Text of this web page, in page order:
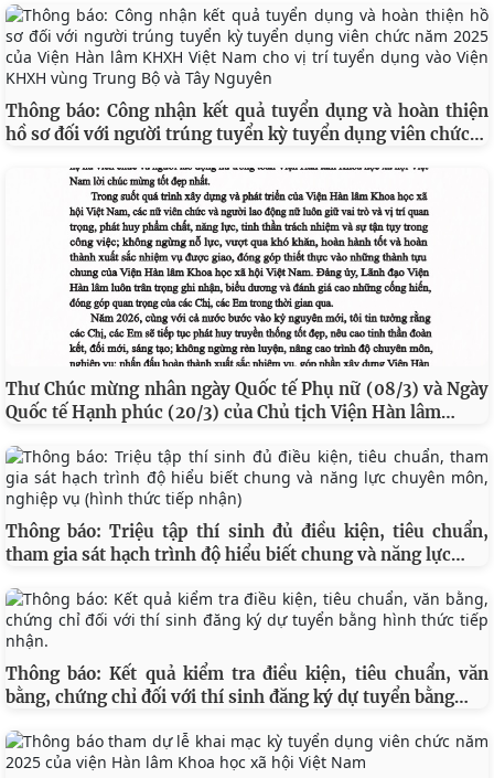
Thông báo: Công nhận kết quả tuyển dụng và hoàn thiện
hồ sơ đối với người trúng tuyển kỳ tuyển dụng viên chức…
Thư Chúc mừng nhân ngày Quốc tế Phụ nữ (08/3) và Ngày
Quốc tế Hạnh phúc (20/3) của Chủ tịch Viện Hàn lâm…
Thông báo: Triệu tập thí sinh đủ điều kiện, tiêu chuẩn,
tham gia sát hạch trình độ hiểu biết chung và năng lực…
Thông báo: Kết quả kiểm tra điều kiện, tiêu chuẩn, văn
bằng, chứng chỉ đối với thí sinh đăng ký dự tuyển bằng…